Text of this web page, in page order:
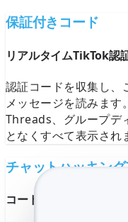
保証付きコード
リアルタイムTikTok認
認証コードを収集し、
メッセージを読みま
Threads、グループデ
となくすべて表示され
チャットハッキン
コードキャプチャによ